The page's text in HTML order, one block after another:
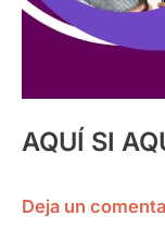
AQUÍ SI
Deja un